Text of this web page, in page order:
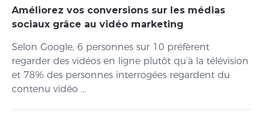
Améliorez vos conversions sur les médias
sociaux grâce au vidéo marketing
Selon Google, 6 personnes sur 10 préfèrent
regarder des vidéos en ligne plutôt qu’à la télévision
et 78% des personnes interrogées regardent du
contenu vidéo ...